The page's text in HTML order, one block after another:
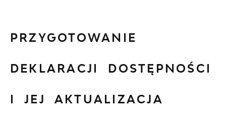
PRZYGOTOWANIE
DEKLARACJI DOSTĘPNOŚCI
I JEJ AKTUALIZACJA